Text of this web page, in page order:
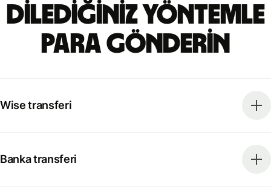
Dilediğiniz yöntemle
para gönderin
Wise transferi
Banka transferi